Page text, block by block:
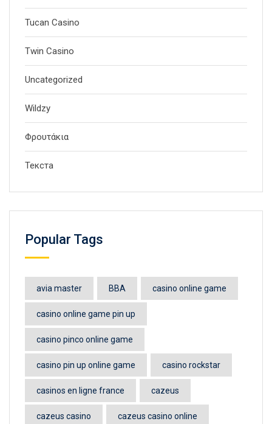
Tucan Casino
Twin Casino
Uncategorized
Wildzy
Φρουτάκια
Текста
Popular Tags
avia master BBA casino online game
casino online game pin up
casino pinco online game
casino pin up online game casino rockstar
casinos en ligne france cazeus
cazeus casino cazeus casino online